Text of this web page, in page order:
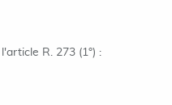
R. 273 (1°) :